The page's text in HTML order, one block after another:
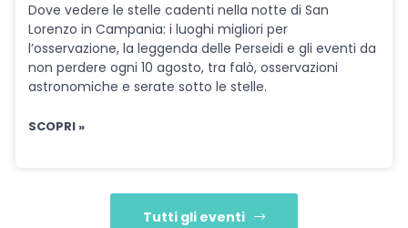
Dove vedere le stelle cadenti nella notte di San
Lorenzo in Campania: i luoghi migliori per
l’osservazione, la leggenda delle Perseidi e gli eventi da
non perdere ogni 10 agosto, tra falò, osservazioni
astronomiche e serate sotto le stelle.
SCOPRI »
Tutti gli eventi